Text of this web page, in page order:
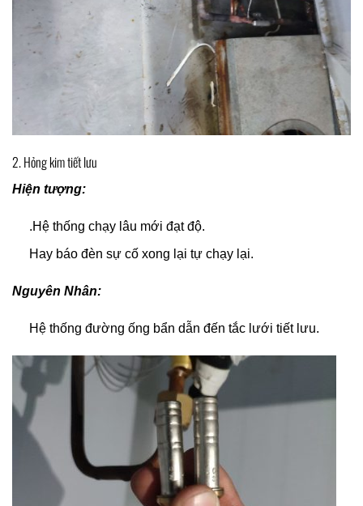
2. Hỏng kim tiết lưu
Hiện tượng:
.Hệ thống chạy lâu mới đạt độ.
Hay báo đèn sự cố xong lại tự chạy lại.
Nguyên Nhân:
Hệ thống đường ống bẩn dẫn đến tắc lưới tiết lưu.